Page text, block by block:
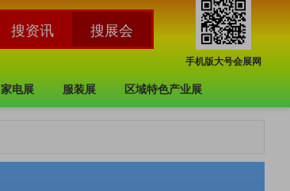
手机版大号会展网
家电展 服装展 区域特色产业展